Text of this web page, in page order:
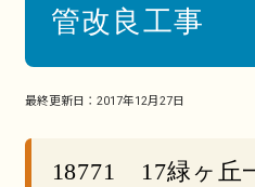
管改良工事
最終更新日： 2017年12月27日
18771 17緑ヶ丘